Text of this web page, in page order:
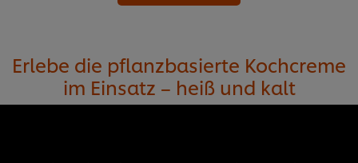
Erlebe die pflanzbasierte Kochcreme
im Einsatz – heiß und kalt